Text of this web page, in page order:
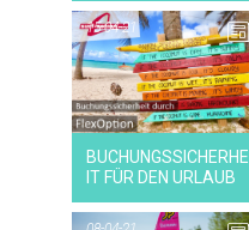
BUCHUNGSSICHERHE
IT FÜR DEN URLAUB
15-04-21